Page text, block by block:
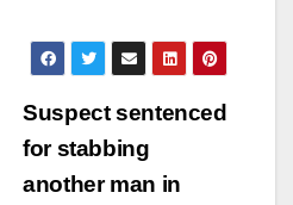
Suspect sentenced
for stabbing
another man in